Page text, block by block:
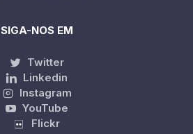
SIGA-NOS EM
Twitter
Linkedin
Instagram
YouTube
Flickr